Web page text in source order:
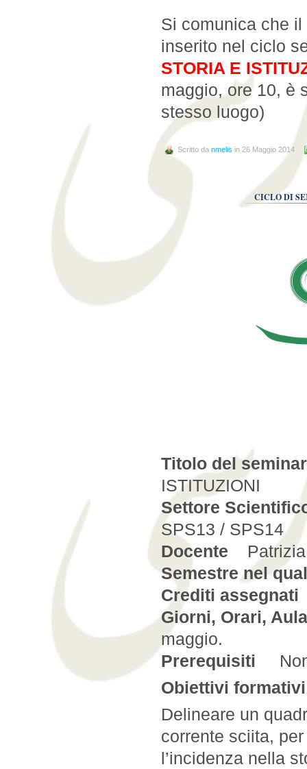
Si comunica che
inserito nel ciclo
STORIA E
maggio, ore 10, è
stesso luogo)
Scritto da nmelis in 26 Maggio 2014
CICLO DI
Titolo del
ISTITUZIONI
Settore
SPS13 / SPS14
Docente Patrizia
Semestre nel
Crediti assegnati
Giorni, Orari,
maggio.
Prerequisiti Non
Obiettivi formativi
Delineare un
corrente sciita,
l’incidenza nella